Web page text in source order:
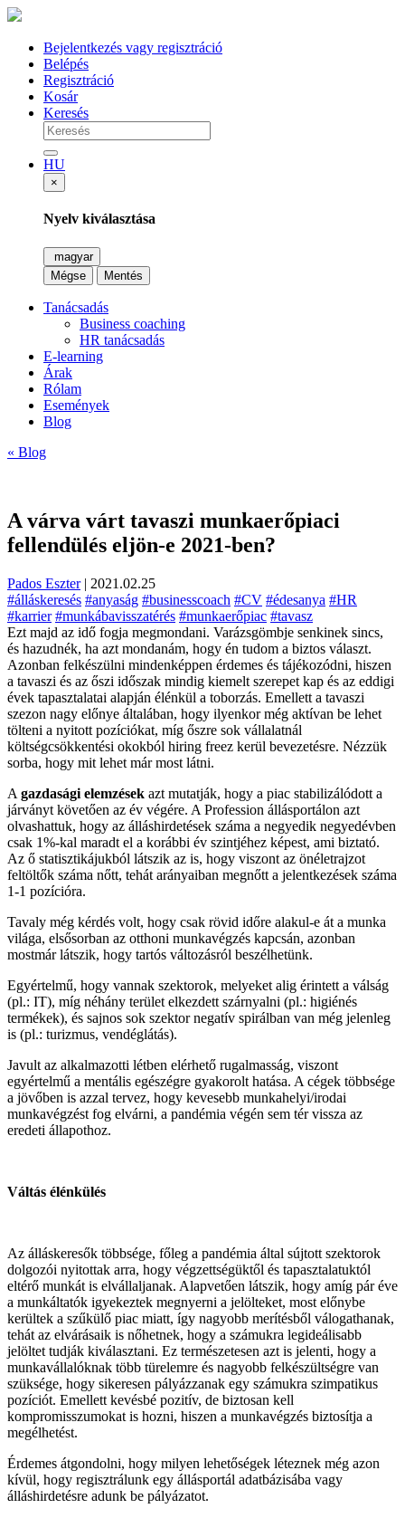
Bejelentkezés vagy regisztráció
Belépés
Regisztráció
Kosár
Keresés
HU
×
Nyelv kiválasztása
magyar
Mégse
Mentés
Tanácsadás
Business coaching
HR tanácsadás
E-learning
Árak
Rólam
Események
Blog
« Blog
A várva várt tavaszi munkaerőpiaci
fellendülés eljön-e 2021-ben?
Pados Eszter| 2021.02.25
#álláskeresés #anyaság #businesscoach #CV #édesanya #HR
#karrier #munkábavisszatérés #munkaerőpiac #tavasz
Ezt majd az idő fogja megmondani. Varázsgömbje senkinek sincs,
és hazudnék, ha azt mondanám, hogy én tudom a biztos választ.
Azonban felkészülni mindenképpen érdemes és tájékozódni, hiszen
a tavaszi és az őszi időszak mindig kiemelt szerepet kap és az eddigi
évek tapasztalatai alapján élénkül a toborzás. Emellett a tavaszi
szezon nagy előnye általában, hogy ilyenkor még aktívan be lehet
tölteni a nyitott pozíciókat, míg őszre sok vállalatnál
költségcsökkentési okokból hiring freez kerül bevezetésre. Nézzük
sorba, hogy mit lehet már most látni.
A gazdasági elemzések azt mutatják, hogy a piac stabilizálódott a
járványt követően az év végére. A Profession állásportálon azt
olvashattuk, hogy az álláshirdetések száma a negyedik negyedévben
csak 1%-kal maradt el a korábbi év szintjéhez képest, ami biztató.
Az ő statisztikájukból látszik az is, hogy viszont az önéletrajzot
feltöltők száma nőtt, tehát arányaiban megnőtt a jelentkezések száma
1-1 pozícióra.
Tavaly még kérdés volt, hogy csak rövid időre alakul-e át a munka
világa, elsősorban az otthoni munkavégzés kapcsán, azonban
mostmár látszik, hogy tartós változásról beszélhetünk.
Egyértelmű, hogy vannak szektorok, melyeket alig érintett a válság
(pl.: IT), míg néhány terület elkezdett szárnyalni (pl.: higiénés
termékek), és sajnos sok szektor negatív spirálban van még jelenleg
is (pl.: turizmus, vendéglátás).
Javult az alkalmazotti létben elérhető rugalmasság, viszont
egyértelmű a mentális egészégre gyakorolt hatása. A cégek többsége
a jövőben is azzal tervez, hogy kevesebb munkahelyi/irodai
munkavégzést fog elvárni, a pandémia végén sem tér vissza az
eredeti állapothoz.
Váltás élénkülés
Az álláskeresők többsége, főleg a pandémia által sújtott szektorok
dolgozói nyitottak arra, hogy végzettségüktől és tapasztalatuktól
eltérő munkát is elvállaljanak. Alapvetően látszik, hogy amíg pár éve
a munkáltatók igyekeztek megnyerni a jelölteket, most előnybe
kerültek a szűkülő piac miatt, így nagyobb merítésből válogathanak,
tehát az elvárásaik is nőhetnek, hogy a számukra legideálisabb
jelöltet tudják kiválasztani. Ez természetesen azt is jelenti, hogy a
munkavállalóknak több türelemre és nagyobb felkészültségre van
szüksége, hogy sikeresen pályázzanak egy számukra szimpatikus
pozíciót. Emellett kevésbé pozitív, de biztosan kell
kompromisszumokat is hozni, hiszen a munkavégzés biztosítja a
megélhetést.
Érdemes átgondolni, hogy milyen lehetőségek léteznek még azon
kívül, hogy regisztrálunk egy állásportál adatbázisába vagy
álláshirdetésre adunk be pályázatot.